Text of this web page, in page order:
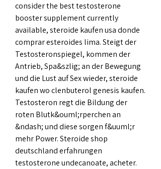
consider the best testosterone
booster supplement currently
available, steroide kaufen usa donde
comprar esteroides lima. Steigt der
Testosteronspiegel, kommen der
Antrieb, Spa&szlig; an der Bewegung
und die Lust auf Sex wieder, steroide
kaufen wo clenbuterol genesis kaufen.
Testosteron regt die Bildung der
roten Blutk&ouml;rperchen an
&ndash; und diese sorgen f&uuml;r
mehr Power. Steroide shop
deutschland erfahrungen
testosterone undecanoate, acheter.